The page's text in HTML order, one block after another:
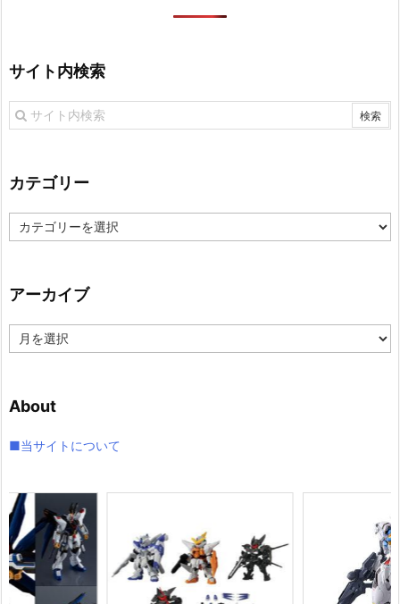
サイト内検索
カテゴリー
テ
ー
アーカイブ
ー
ブ
About
■当サイトについて